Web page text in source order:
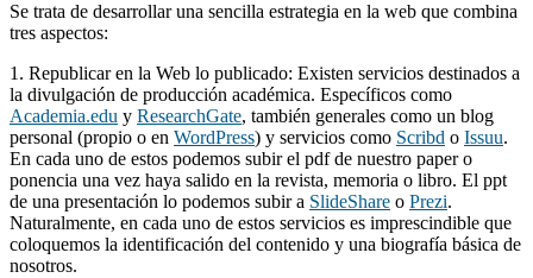
Se trata de desarrollar una sencilla estrategia en la web que combina
tres aspectos:
1. Republicar en la Web lo publicado: Existen servicios destinados a
la divulgación de producción académica. Específicos como
Academia.edu y ResearchGate, también generales como un blog
personal (propio o en WordPress) y servicios como Scribd o Issuu.
En cada uno de estos podemos subir el pdf de nuestro paper o
ponencia una vez haya salido en la revista, memoria o libro. El ppt
de una presentación lo podemos subir a SlideShare o Prezi.
Naturalmente, en cada uno de estos servicios es imprescindible que
coloquemos la identificación del contenido y una biografía básica de
nosotros.